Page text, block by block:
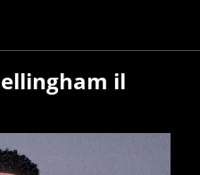
il